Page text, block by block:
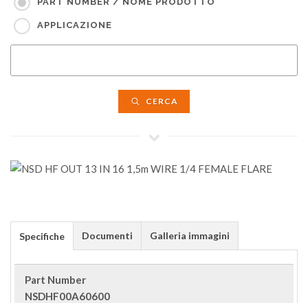
APPLICAZIONE
CERCA
Specifiche Documenti Galleria immagini
Part Number
NSDHF00A60600